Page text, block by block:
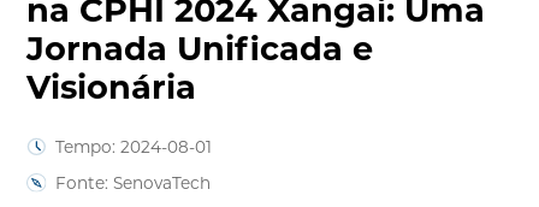
na CPHI 2024 Xangai: Uma
Jornada Unificada e
Visionária
Tempo: 2024-08-01
Fonte: SenovaTech